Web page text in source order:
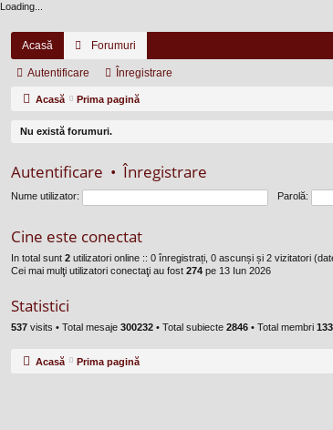
Loading...
Acasă Forumuri
Autentificare Înregistrare
Acasă Prima pagină
Nu există forumuri.
Autentificare •Înregistrare
Nume utilizator: Parolă:
Cine este conectat
In total sunt 2 utilizatori online :: 0 înregistrați, 0 ascunși și 2 vizitatori
Cei mai mulţi utilizatori conectaţi au fost 274 pe 13 Iun 2026
Statistici
537 visits • Total mesaje 300232 • Total subiecte 2846 • Total membri
Acasă Prima pagină